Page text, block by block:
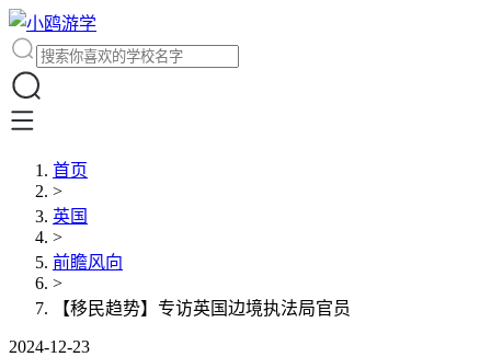
首页
>
英国
>
前瞻风向
>
【移民趋势】专访英国边境执法局官员
2024-12-23